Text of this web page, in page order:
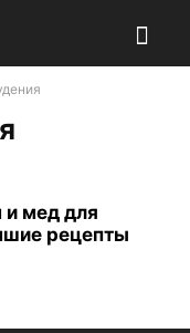
мед для
рецепты